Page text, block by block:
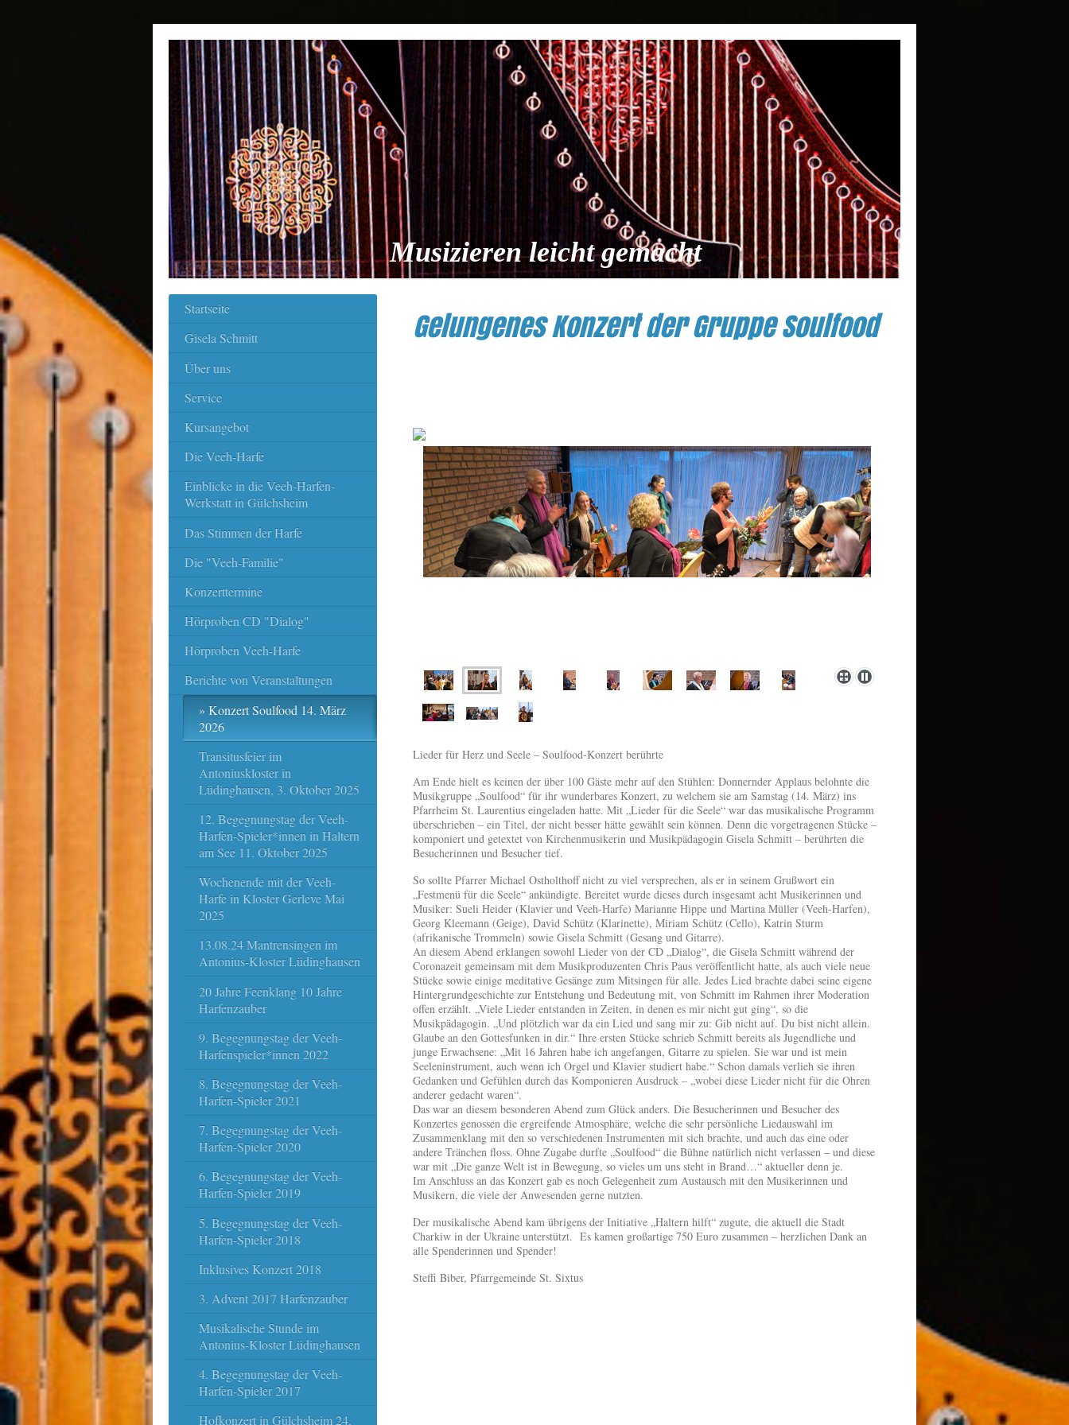
Musizieren leicht gemacht
Gelungenes Konzert der Gruppe Soulfood
Lieder für Herz und Seele – Soulfood-Konzert berührte
Am Ende hielt es keinen der über 100 Gäste mehr auf den Stühlen: Donnernder Applaus belohnte die
Musikgruppe „Soulfood“ für ihr wunderbares Konzert, zu welchem sie am Samstag (14. März) ins
Pfarrheim St. Laurentius eingeladen hatte. Mit „Lieder für die Seele“ war das musikalische Programm
überschrieben – ein Titel, der nicht besser hätte gewählt sein können. Denn die vorgetragenen Stücke –
komponiert und getextet von Kirchenmusikerin und Musikpädagogin Gisela Schmitt – berührten die
Besucherinnen und Besucher tief.
So sollte Pfarrer Michael Ostholthoff nicht zu viel versprechen, als er in seinem Grußwort ein
„Festmenü für die Seele“ ankündigte. Bereitet wurde dieses durch insgesamt acht Musikerinnen und
Musiker: Sueli Heider (Klavier und Veeh-Harfe) Marianne Hippe und Martina Müller (Veeh-Harfen),
Georg Kleemann (Geige), David Schütz (Klarinette), Miriam Schütz (Cello), Katrin Sturm
(afrikanische Trommeln) sowie Gisela Schmitt (Gesang und Gitarre).
An diesem Abend erklangen sowohl Lieder von der CD „Dialog“, die Gisela Schmitt während der
Coronazeit gemeinsam mit dem Musikproduzenten Chris Paus veröffentlicht hatte, als auch viele neue
Stücke sowie einige meditative Gesänge zum Mitsingen für alle. Jedes Lied brachte dabei seine eigene
Hintergrundgeschichte zur Entstehung und Bedeutung mit, von Schmitt im Rahmen ihrer Moderation
offen erzählt. „Viele Lieder entstanden in Zeiten, in denen es mir nicht gut ging“, so die
Musikpädagogin. „Und plötzlich war da ein Lied und sang mir zu: Gib nicht auf. Du bist nicht allein.
Glaube an den Gottesfunken in dir.“ Ihre ersten Stücke schrieb Schmitt bereits als Jugendliche und
junge Erwachsene: „Mit 16 Jahren habe ich angefangen, Gitarre zu spielen. Sie war und ist mein
Seeleninstrument, auch wenn ich Orgel und Klavier studiert habe.“ Schon damals verlieh sie ihren
Gedanken und Gefühlen durch das Komponieren Ausdruck – „wobei diese Lieder nicht für die Ohren
anderer gedacht waren“.
Das war an diesem besonderen Abend zum Glück anders. Die Besucherinnen und Besucher des
Konzertes genossen die ergreifende Atmosphäre, welche die sehr persönliche Liedauswahl im
Zusammenklang mit den so verschiedenen Instrumenten mit sich brachte, und auch das eine oder
andere Tränchen floss. Ohne Zugabe durfte „Soulfood“ die Bühne natürlich nicht verlassen – und diese
war mit „Die ganze Welt ist in Bewegung, so vieles um uns steht in Brand…“ aktueller denn je.
Im Anschluss an das Konzert gab es noch Gelegenheit zum Austausch mit den Musikerinnen und
Musikern, die viele der Anwesenden gerne nutzten.
Der musikalische Abend kam übrigens der Initiative „Haltern hilft“ zugute, die aktuell die Stadt
Charkiw in der Ukraine unterstützt. Es kamen großartige 750 Euro zusammen – herzlichen Dank an
alle Spenderinnen und Spender!
Steffi Biber, Pfarrgemeinde St. Sixtus
Startseite
Gisela Schmitt
Über uns
Service
Kursangebot
Die Veeh-Harfe
Einblicke in die Veeh-Harfen-
Werkstatt in Gülchsheim
Das Stimmen der Harfe
Die "Veeh-Familie"
Konzerttermine
Hörproben CD "Dialog"
Hörproben Veeh-Harfe
Berichte von Veranstaltungen
Konzert Soulfood 14. März
2026
Transitusfeier im
Antoniuskloster in
Lüdinghausen, 3. Oktober 2025
12. Begegnungstag der Veeh-
Harfen-Spieler*innen in Haltern
am See 11. Oktober 2025
Wochenende mit der Veeh-
Harfe in Kloster Gerleve Mai
2025
13.08.24 Mantrensingen im
Antonius-Kloster Lüdinghausen
20 Jahre Feenklang 10 Jahre
Harfenzauber
9. Begegnungstag der Veeh-
Harfenspieler*innen 2022
8. Begegnungstag der Veeh-
Harfen-Spieler 2021
7. Begegnungstag der Veeh-
Harfen-Spieler 2020
6. Begegnungstag der Veeh-
Harfen-Spieler 2019
5. Begegnungstag der Veeh-
Harfen-Spieler 2018
Inklusives Konzert 2018
3. Advent 2017 Harfenzauber
Musikalische Stunde im
Antonius-Kloster Lüdinghausen
4. Begegnungstag der Veeh-
Harfen-Spieler 2017
Hofkonzert in Gülchsheim 24.